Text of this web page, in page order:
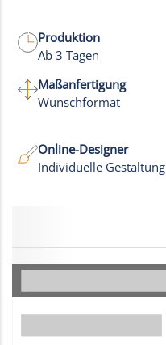
Produktion
Ab 3 Tagen
Maßanfertigung
Wunschformat
Online-Designer
Individuelle Gestaltung